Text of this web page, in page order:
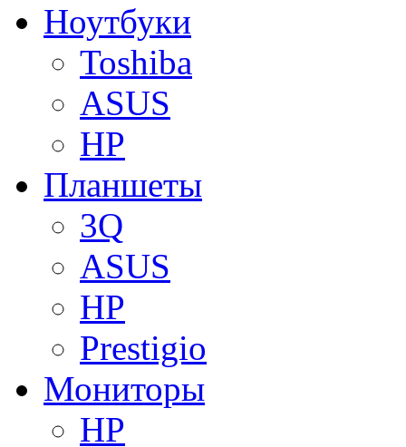
Ноутбуки
Toshiba
ASUS
HP
Планшеты
3Q
ASUS
HP
Prestigio
Мониторы
HP